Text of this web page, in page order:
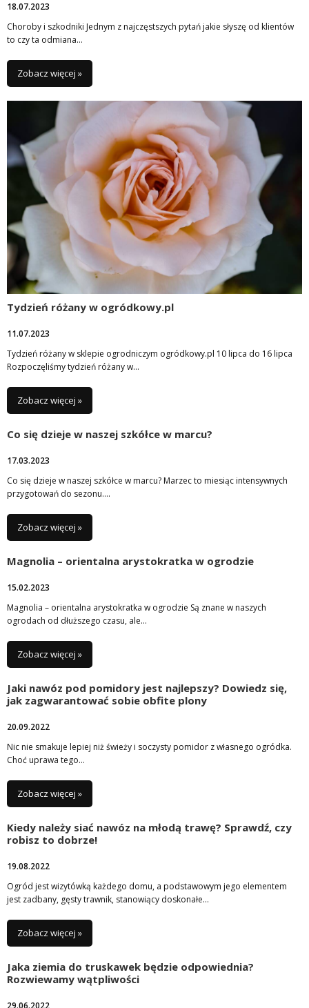
18.07.2023
Choroby i szkodniki Jednym z najczęstszych pytań jakie słyszę od klientów
to czy ta odmiana…
Zobacz więcej »
Tydzień różany w ogródkowy.pl
11.07.2023
Tydzień różany w sklepie ogrodniczym ogródkowy.pl 10 lipca do 16 lipca
Rozpoczęliśmy tydzień różany w…
Zobacz więcej »
Co się dzieje w naszej szkółce w marcu?
17.03.2023
Co się dzieje w naszej szkółce w marcu? Marzec to miesiąc intensywnych
przygotowań do sezonu….
Zobacz więcej »
Magnolia – orientalna arystokratka w ogrodzie
15.02.2023
Magnolia – orientalna arystokratka w ogrodzie Są znane w naszych
ogrodach od dłuższego czasu, ale…
Zobacz więcej »
Jaki nawóz pod pomidory jest najlepszy? Dowiedz się,
jak zagwarantować sobie obfite plony
20.09.2022
Nic nie smakuje lepiej niż świeży i soczysty pomidor z własnego ogródka.
Choć uprawa tego…
Zobacz więcej »
Kiedy należy siać nawóz na młodą trawę? Sprawdź, czy
robisz to dobrze!
19.08.2022
Ogród jest wizytówką każdego domu, a podstawowym jego elementem
jest zadbany, gęsty trawnik, stanowiący doskonałe…
Zobacz więcej »
Jaka ziemia do truskawek będzie odpowiednia?
Rozwiewamy wątpliwości